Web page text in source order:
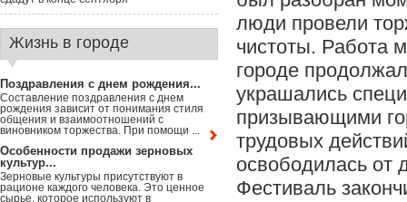
люди провели
чистоты. Работа
городе
украшались
призывающими
трудовых
освободилась
Фестиваль
Жизнь в городе
Поздравления с днем рождения...
Составление поздравления с днем
рождения зависит от понимания стиля
общения и взаимоотношений с
виновником торжества. При помощи ...
Особенности продажи зерновых
культур...
Зерновые культуры присутствуют в
рационе каждого человека. Это ценное
сырье, которое используют в